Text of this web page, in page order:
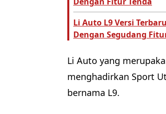
Li Auto L9 Versi
Dengan Segudang
Li Auto yang
menghadirkan Sport
bernama L9.